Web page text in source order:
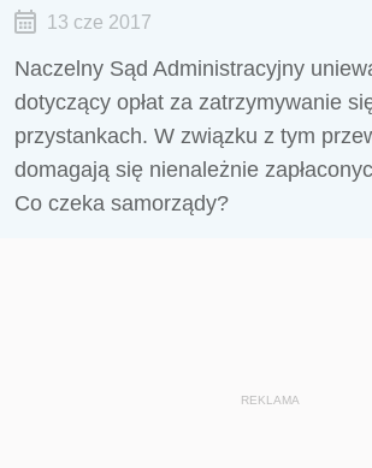
13 cze 2017
Naczelny Sąd Administracyjny
dotyczący opłat za zatrzymywanie
przystankach. W związku z tym
domagają się nienależnie
Co czeka samorządy?
REKLAMA